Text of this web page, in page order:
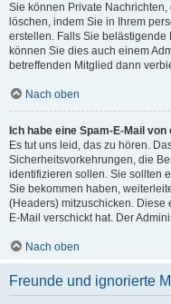
Sie können Private
löschen, indem Sie in Ihrem
erstellen. Falls Sie
können Sie dies auch einem
betreffenden Mitglied dann
Nach oben
Ich habe eine Spam-E-Mail
Es tut uns leid, das zu hören.
Sicherheitsvorkehrungen, die
identifizieren sollen. Sie sollten
Sie bekommen haben,
(Headers) mitzuschicken. Diese
E-Mail verschickt hat. Der
Nach oben
Freunde und ignorierte